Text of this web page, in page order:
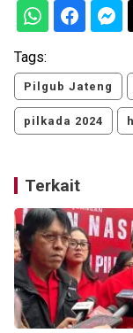
Tags:
Pilgub Jateng
pilkada 2024
Terkait